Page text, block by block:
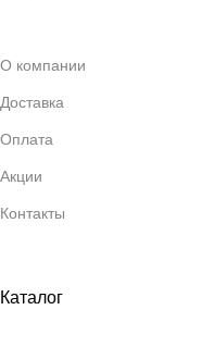
О компании
Доставка
Оплата
Акции
Контакты
Каталог